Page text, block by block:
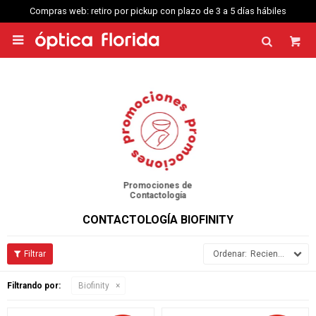
Compras web: retiro por pickup con plazo de 3 a 5 días hábiles

Promociones de
Contactología
CONTACTOLOGÍA BIOFINITY
Recientes
Filtrando por: Biofinity